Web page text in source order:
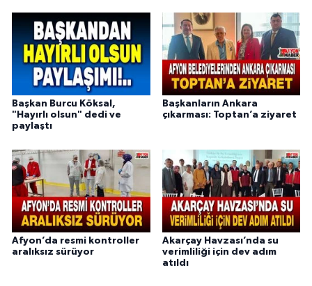
Başkan Burcu Köksal,
"Hayırlı olsun" dedi ve
paylaştı
Başkanların Ankara
çıkarması: Toptan’a ziyaret
Afyon’da resmi kontroller
aralıksız sürüyor
Akarçay Havzası’nda su
verimliliği için dev adım
atıldı